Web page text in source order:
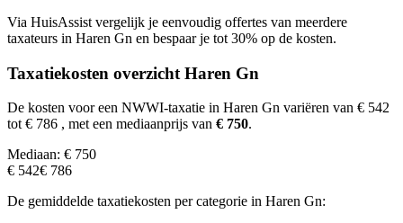
Via HuisAssist vergelijk je eenvoudig offertes van meerdere
taxateurs in Haren Gn en bespaar je tot 30% op de kosten.
Taxatiekosten overzicht Haren Gn
De kosten voor een NWWI-taxatie in Haren Gn variëren van € 542
tot € 786 , met een mediaanprijs van € 750.
Mediaan: € 750
€ 542€ 786
De gemiddelde taxatiekosten per categorie in Haren Gn: